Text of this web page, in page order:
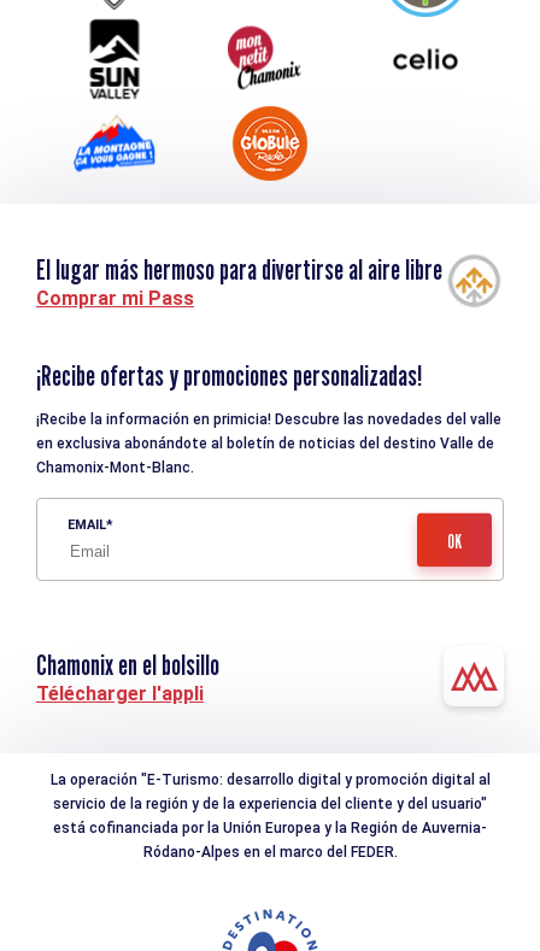
Turismo y discapacidad
El lugar más hermoso para divertirse al aire libre
Comprar mi Pass
¡Recibe ofertas y promociones personalizadas!
¡Recibe la información en primicia! Descubre las novedades del valle
en exclusiva abonándote al boletín de noticias del destino Valle de
Chamonix-Mont-Blanc.
EMAIL
Chamonix en el bolsillo
Télécharger l'appli
La operación "E-Turismo: desarrollo digital y promoción digital al
servicio de la región y de la experiencia del cliente y del usuario"
está cofinanciada por la Unión Europea y la Región de Auvernia-
Ródano-Alpes en el marco del FEDER.